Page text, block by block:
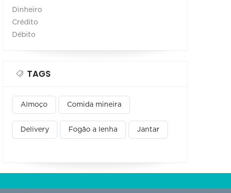
Dinheiro
Crédito
Débito
TAGS
Almoço Comida mineira
Delivery Fogão a lenha Jantar